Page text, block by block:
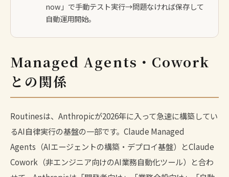
now」で手動テスト実行→問題なければ保存して
自動運用開始。
Managed Agents・Cowork
との関係
Routinesは、Anthropicが2026年に入って急速に構築してい
るAI自律実行の基盤の一部です。 Claude Managed
Agents （AIエージェントの構築・デプロイ基盤）とClaude
Cowork （非エンジニア向けのAI業務自動化ツール）と合わ